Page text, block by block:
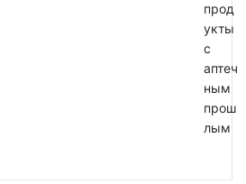
прод
укты
с
аптеч
ным
прош
лым